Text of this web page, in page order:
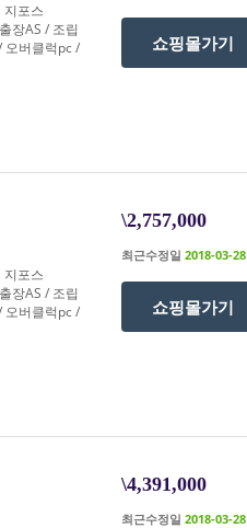
포스
장AS / 조립
오버클럭pc /
쇼핑몰가기
포스
장AS / 조립
오버클럭pc /
\2,757,000
최근수정일 2018-03-28
쇼핑몰가기
\4,391,000
최근수정일 2018-03-28